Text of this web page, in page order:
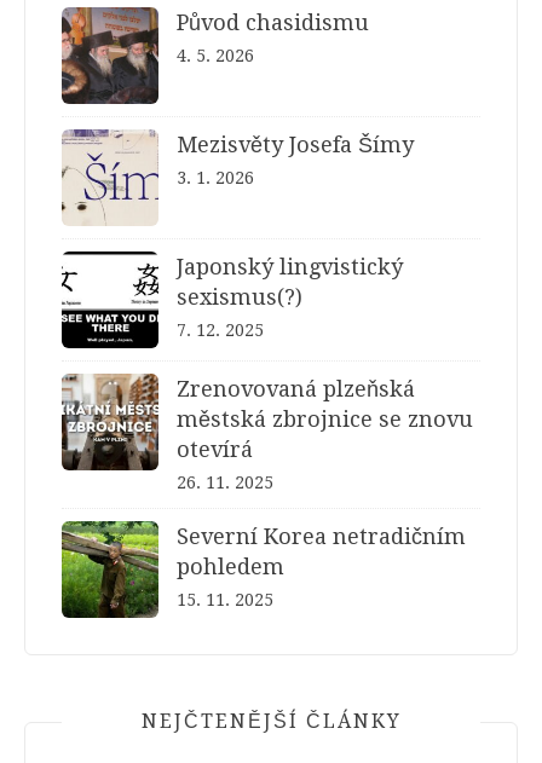
Původ chasidismu
4. 5. 2026
Mezisvěty Josefa Šímy
3. 1. 2026
Japonský lingvistický
sexismus(?)
7. 12. 2025
Zrenovovaná plzeňská
městská zbrojnice se znovu
otevírá
26. 11. 2025
Severní Korea netradičním
pohledem
15. 11. 2025
NEJČTENĚJŠÍ ČLÁNKY